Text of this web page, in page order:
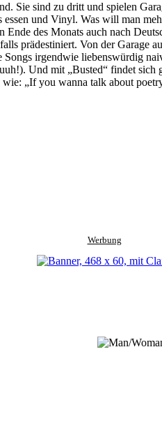
Sie sind zu dritt und spielen
essen und Vinyl. Was will man
des Monats auch nach
prädestiniert. Von der
irgendwie liebenswürdig
Und mit „Busted“ findet
„If you wanna talk about
Werbung